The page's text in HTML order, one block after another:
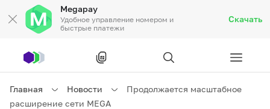
Megapay
Удобное управление номером и
быстрые платежи
Скачать
Главная Новости
Продолжается масштабное
расширение сети MEGA